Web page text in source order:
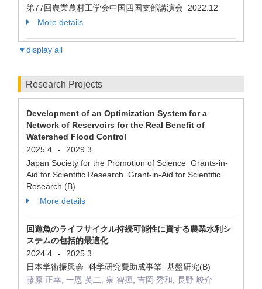
第77回農業農村工学会中国四国支部講演会 2022.12
More details
▼display all
Research Projects
Development of an Optimization System for a
Network of Reservoirs for the Real Benefit of
Watershed Flood Control
2025.4
-
2029.3
Japan Society for the Promotion of Science Grants-in-
Aid for Scientific Research Grant-in-Aid for Scientific
Research (B)
More details
回遊魚のライフサイクル持続可能性に資する農業水利シ
ステムの包括的最適化
2024.4
-
2025.3
日本学術振興会 科学研究費助成事業 基盤研究(B)
藤原 正幸, 一恩 英二, 泉 智揮, 吉岡 秀和, 長野 峻介